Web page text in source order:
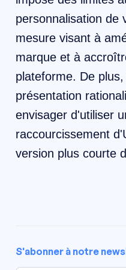
S'abonner à notre
personnalisation de
mesure visant à
marque et à
plateforme. De
présentation
envisager d'utiliser
raccourcissement
version plus courte